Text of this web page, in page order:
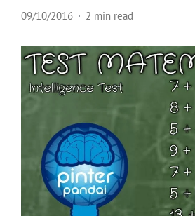
09/10/2016 2 min read